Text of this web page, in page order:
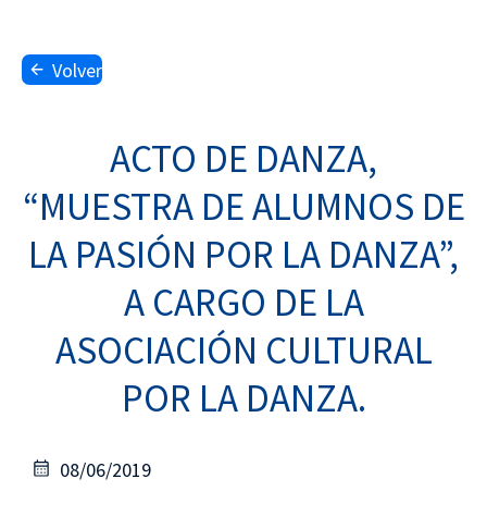
Volver
ACTO DE DANZA,
“MUESTRA DE ALUMNOS DE
LA PASIÓN POR LA DANZA”,
A CARGO DE LA
ASOCIACIÓN CULTURAL
POR LA DANZA.
08/06/2019